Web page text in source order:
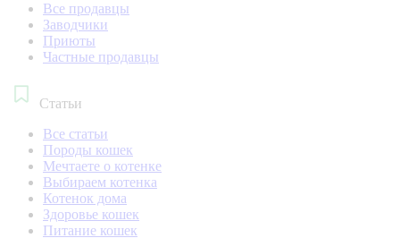
Все продавцы
Заводчики
Приюты
Частные продавцы
Статьи
Все статьи
Породы кошек
Мечтаете о котенке
Выбираем котенка
Котенок дома
Здоровье кошек
Питание кошек